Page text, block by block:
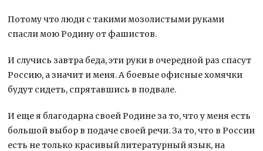
Потому что люди с такими мозолистыми руками
спасли мою Родину от фашистов.
И случись завтра беда, эти руки в очередной раз спасут
Россию, а значит и меня. А боевые офисные хомячки
будут сидеть, спрятавшись в подвале.
И еще я благодарна своей Родине за то, что у меня есть
большой выбор в подаче своей речи. За то, что в России
есть не только красивый литературный язык, на